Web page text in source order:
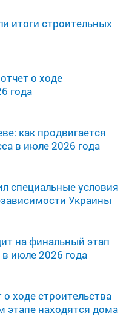
итоги строительных
о ходе
года
как продвигается
в июле 2026 года
специальные условия
Украины
на финальный этап
июле 2026 года
ходе строительства
этапе находятся дома